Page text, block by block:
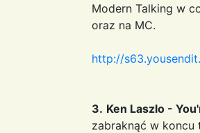
Modern Talking w
oraz na MC.
http://
3. Ken Laszlo -
zabraknąć w koncu